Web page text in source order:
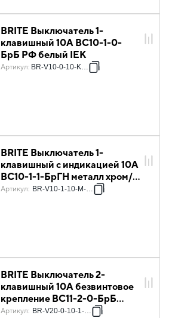
BRITE Выключатель 1-
клавишный 10А ВС10-1-0-
БрБ РФ белый IEK
Артикул: BR-V10-0-10-K011
BRITE Выключатель 1-
клавишный с индикацией 10А
ВС10-1-1-БрГН металл хром/
никель IEK
Артикул: BR-V10-1-10-M-K23
BRITE Выключатель 2-
клавишный 10А безвинтовое
крепление ВС11-2-0-БрБ
белый IEK
Артикул: BR-V20-0-10-1-K01